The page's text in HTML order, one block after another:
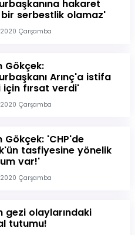
hakaret
serbestlik olamaz'
Çarşamba
Gökçek:
Arınç'a istifa
için fırsat verdi'
Çarşamba
Gökçek: 'CHP'de
tasfiyesine yönelik
var!'
Çarşamba
gezi olaylarındaki
tutumu!